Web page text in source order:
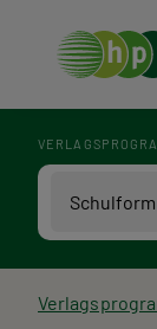
Schulform